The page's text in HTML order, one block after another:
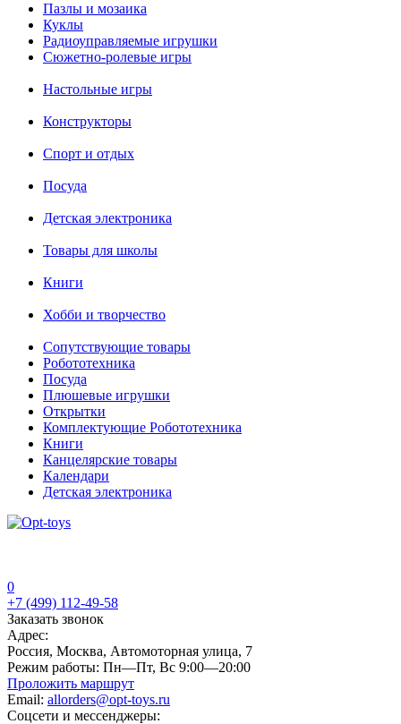
Пазлы и мозаика
Куклы
Радиоуправляемые игрушки
Сюжетно-ролевые игры
Настольные игры
Конструкторы
Спорт и отдых
Посуда
Детская электроника
Товары для школы
Книги
Хобби и творчество
Сопутствующие товары
Робототехника
Посуда
Плюшевые игрушки
Открытки
Комплектующие Робототехника
Книги
Канцелярские товары
Календари
Детская электроника
0
+7 (499) 112-49-58
Заказать звонок
Адрес:
Россия, Москва, Автомоторная улица, 7
Режим работы: Пн—Пт, Вс 9:00—20:00
Проложить маршрут
Email: allorders@opt-toys.ru
Соцсети и мессенджеры: